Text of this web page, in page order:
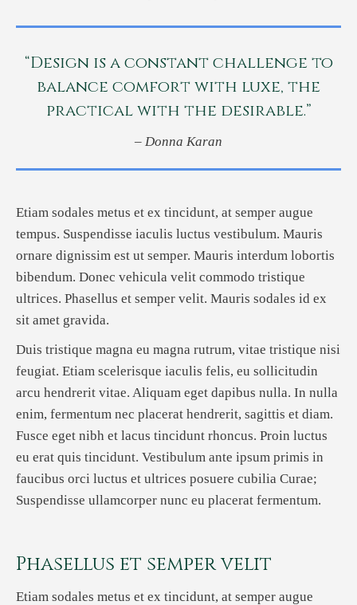
“Design is a constant challenge to
balance comfort with luxe, the
practical with the desirable.”
– Donna Karan
Etiam sodales metus et ex tincidunt, at semper augue
tempus. Suspendisse iaculis luctus vestibulum. Mauris
ornare dignissim est ut semper. Mauris interdum lobortis
bibendum. Donec vehicula velit commodo tristique
ultrices. Phasellus et semper velit. Mauris sodales id ex
sit amet gravida.
Duis tristique magna eu magna rutrum, vitae tristique nisi
feugiat. Etiam scelerisque iaculis felis, eu sollicitudin
arcu hendrerit vitae. Aliquam eget dapibus nulla. In nulla
enim, fermentum nec placerat hendrerit, sagittis et diam.
Fusce eget nibh et lacus tincidunt rhoncus. Proin luctus
eu erat quis tincidunt. Vestibulum ante ipsum primis in
faucibus orci luctus et ultrices posuere cubilia Curae;
Suspendisse ullamcorper nunc eu placerat fermentum.
Phasellus et semper velit
Etiam sodales metus et ex tincidunt, at semper augue